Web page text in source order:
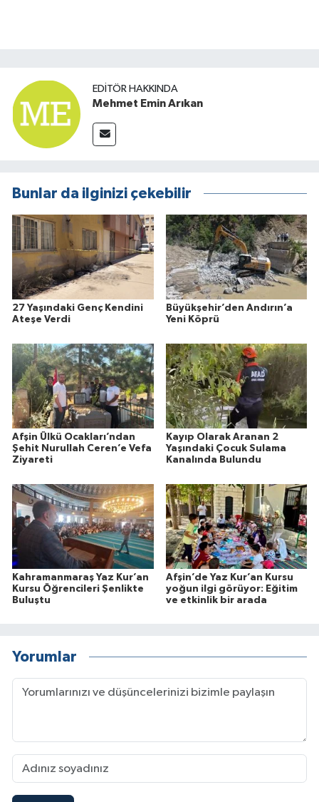
EDITÖR HAKKINDA
Mehmet Emin Arıkan
Bunlar da ilginizi çekebilir
27 Yaşındaki Genç Kendini
Ateşe Verdi
Büyükşehir’den Andırın’a
Yeni Köprü
Afşin Ülkü Ocakları’ndan
Şehit Nurullah Ceren’e Vefa
Ziyareti
Kayıp Olarak Aranan 2
Yaşındaki Çocuk Sulama
Kanalında Bulundu
Kahramanmaraş Yaz Kur’an
Kursu Öğrencileri Şenlikte
Buluştu
Afşin’de Yaz Kur’an Kursu
yoğun ilgi görüyor: Eğitim
ve etkinlik bir arada
Yorumlar